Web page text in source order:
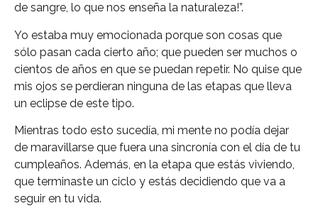
de sangre, lo que nos enseña la naturaleza!”.
Yo estaba muy emocionada porque son cosas que
sólo pasan cada cierto año; que pueden ser muchos o
cientos de años en que se puedan repetir. No quise que
mis ojos se perdieran ninguna de las etapas que lleva
un eclipse de este tipo.
Mientras todo esto sucedía, mi mente no podía dejar
de maravillarse que fuera una sincronía con el día de tu
cumpleaños. Además, en la etapa que estás viviendo,
que terminaste un ciclo y estás decidiendo que va a
seguir en tu vida.